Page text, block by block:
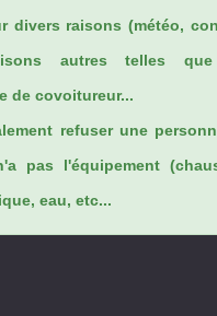
divers raisons (météo,
autres telles que
de covoitureur...
refuser une
pas l'équipement
eau, etc...